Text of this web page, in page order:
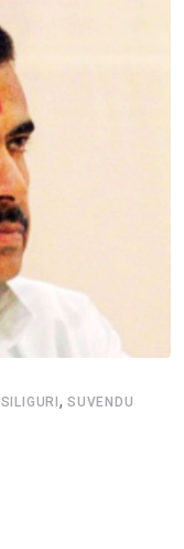
SILIGURI,SUVENDU